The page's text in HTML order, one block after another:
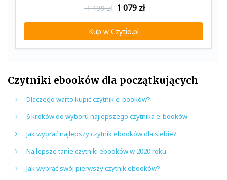
1 139 zł 1 079zł
Kup w Czytio.pl
Czytniki ebooków dla początkujących
Dlaczego warto kupić czytnik e-booków?
6 kroków do wyboru najlepszego czytnika e-booków
Jak wybrać najlepszy czytnik ebooków dla siebie?
Najlepsze tanie czytniki ebooków w 2020 roku
Jak wybrać swój pierwszy czytnik ebooków?